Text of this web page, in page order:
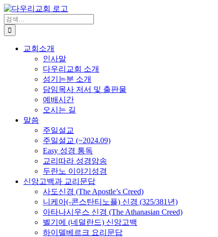
Skip
to
content
검
색
...
교회소개
인사말
다우리교회 소개
섬기는분 소개
담임목사 저서 및 출판물
예배시간
오시는 길
말씀
주일설교
주일설교 (~2024.09)
Easy 성경 통독
교리따라 성경암송
두란노 이야기성경
신앙고백과 교리문답
사도신경 (The Apostle’s Creed)
니케아(-콘스탄티노플) 신경 (325/381년)
아타나시우스 신경 (The Athanasian Creed)
벨기에 (네덜란드) 신앙고백
하이델베르크 요리문답